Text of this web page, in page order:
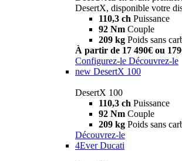
DesertX, disponible votre
110,3 ch Puissance
92 Nm Couple
209 kg Poids sans
À partir de 17 490€ ou
Configurez-le Découvrez-le
new DesertX 100
DesertX 100
110,3 ch Puissance
92 Nm Couple
209 kg Poids sans
Découvrez-le
4Ever Ducati